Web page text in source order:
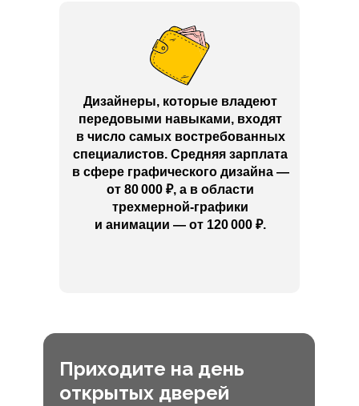
Дизайнеры, которые владеют
передовыми навыками, входят
в число самых востребованных
специалистов. Средняя зарплата
в сфере графического дизайна —
от 80 000 ₽, а в области
трехмерной-графики
и анимации — от 120 000 ₽.
Приходите на день
открытых дверей